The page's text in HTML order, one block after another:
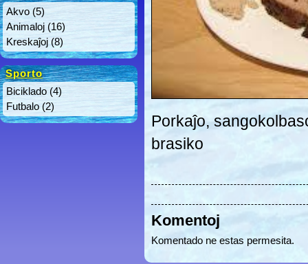
Akvo (5)
Animaloj (16)
Kreskaĵoj (8)
Sporto
Biciklado (4)
Futbalo (2)
Porkaĵo,
brasiko
Komentoj
Komentado ne estas permesita.